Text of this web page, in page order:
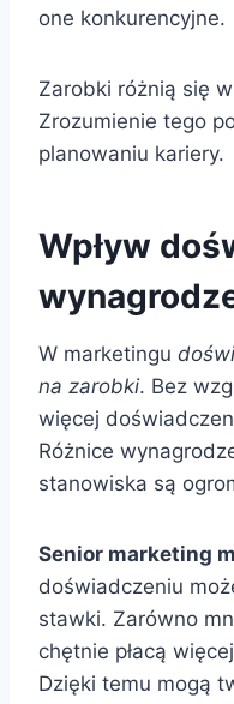
one konkurencyjne.
Zarobki różnią się
Zrozumienie tego
planowaniu kariery.
Wpływ
W marketingu
na zarobki. Bez
więcej
Różnice
stanowiska są
Senior marketing
doświadczeniu
stawki. Zarówno
chętnie płacą
Dzięki temu mogą